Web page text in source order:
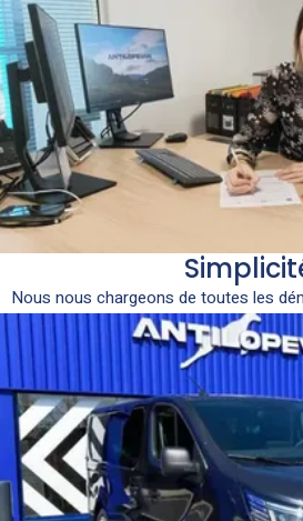
Nous nous chargeons de toutes les